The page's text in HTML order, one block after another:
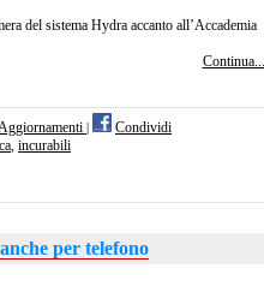
del sistema Hydra accanto all’Accademia
Continua...
Condividi
, incurabili
per telefono